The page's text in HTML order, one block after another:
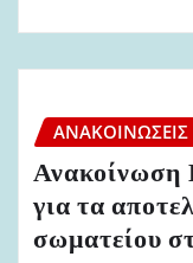
ΑΝΑΚΟΙΝΏΣΕΙΣ
για τα
σωματείου